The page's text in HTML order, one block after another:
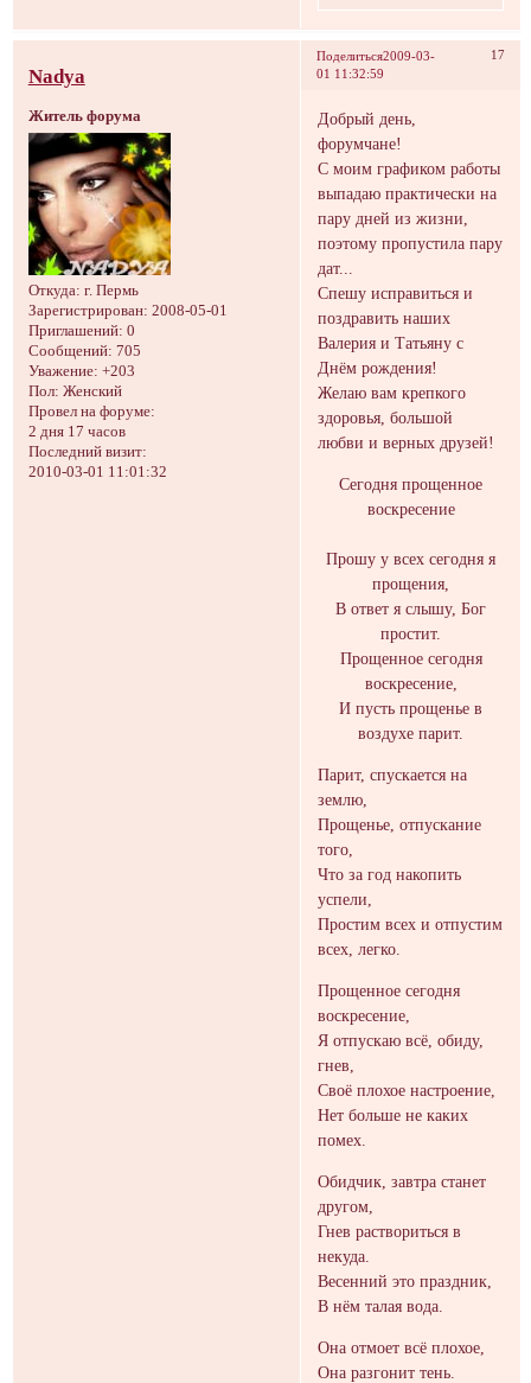
Поделиться 17
2009-03-
01 11:32:59
Nadya
Житель форума
Откуда: г. Пермь
Зарегистрирован: 2008-05-01
Приглашений: 0
Сообщений: 705
Уважение: +203
Пол: Женский
Провел на форуме:
2 дня 17 часов
Последний визит:
2010-03-01 11:01:32
Добрый день,
форумчане!
С моим графиком работы
выпадаю практически на
пару дней из жизни,
поэтому пропустила пару
дат...
Спешу исправиться и
поздравить наших
Валерия и Татьяну с
Днём рождения!
Желаю вам крепкого
здоровья, большой
любви и верных друзей!
Сегодня прощенное
воскресение
Прошу у всех сегодня я
прощения,
В ответ я слышу, Бог
простит.
Прощенное сегодня
воскресение,
И пусть прощенье в
воздухе парит.
Парит, спускается на
землю,
Прощенье, отпускание
того,
Что за год накопить
успели,
Простим всех и отпустим
всех, легко.
Прощенное сегодня
воскресение,
Я отпускаю всё, обиду,
гнев,
Своё плохое настроение,
Нет больше не каких
помех.
Обидчик, завтра станет
другом,
Гнев раствориться в
некуда.
Весенний это праздник,
В нём талая вода.
Она отмоет всё плохое,
Она разгонит тень.